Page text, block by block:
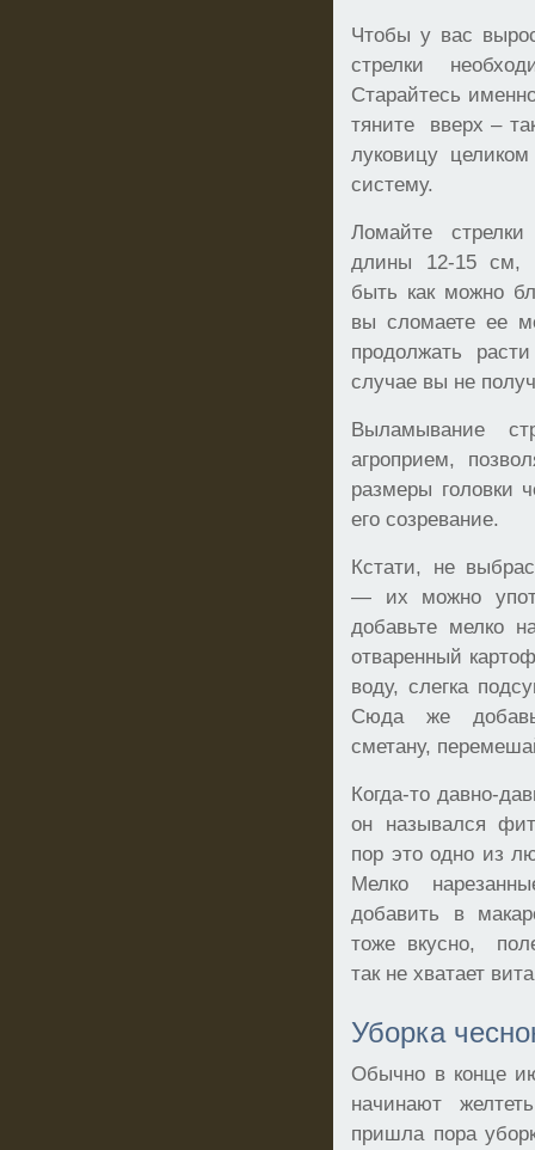
Чтобы у вас
стрелки
Старайтесь
тяните вверх –
луковицу
систему.
Ломайте
длины 12-15 см,
быть как можно
вы сломаете ее
продолжать
случае вы не
Выламывание
агроприем,
размеры головки
его созревание.
Кстати, не
— их можно
добавьте мелко
отваренный
воду, слегка
Сюда же
сметану,
Когда-то давно-
он назывался
пор это одно из
Мелко
добавить в
тоже вкусно,
так не хватает
Уборка
Обычно в конце
начинают
пришла пора